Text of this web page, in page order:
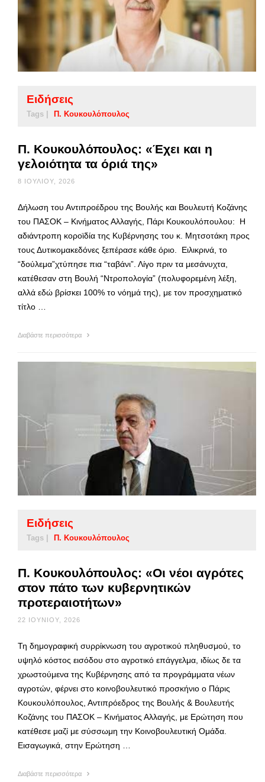
Ειδήσεις
Tags | Π. Κουκουλόπουλος
Π. Κουκουλόπουλος: «Έχει και η
γελοιότητα τα όριά της»
8 ΙΟΥΛΊΟΥ, 2026
Δήλωση του Αντιπροέδρου της Βουλής και Βουλευτή Κοζάνης
του ΠΑΣΟΚ – Κινήματος Αλλαγής, Πάρι Κουκουλόπουλου: Η
αδιάντροπη κοροϊδία της Κυβέρνησης του κ. Μητσοτάκη προς
τους Δυτικομακεδόνες ξεπέρασε κάθε όριο. Ειλικρινά, το
“δούλεμα”χτύπησε πια “ταβάνι”. Λίγο πριν τα μεσάνυχτα,
κατέθεσαν στη Βουλή “Ντροπολογία” (πολυφορεμένη λέξη,
αλλά εδώ βρίσκει 100% το νόημά της), με τον προσχηματικό
τίτλο …
Διαβάστε περισσότερα
Ειδήσεις
Tags | Π. Κουκουλόπουλος
Π. Κουκουλόπουλος: «Οι νέοι αγρότες
στον πάτο των κυβερνητικών
προτεραιοτήτων»
22 ΙΟΥΝΊΟΥ, 2026
Τη δημογραφική συρρίκνωση του αγροτικού πληθυσμού, το
υψηλό κόστος εισόδου στο αγροτικό επάγγελμα, ιδίως δε τα
χρωστούμενα της Κυβέρνησης από τα προγράμματα νέων
αγροτών, φέρνει στο κοινοβουλευτικό προσκήνιο ο Πάρις
Κουκουλόπουλος, Αντιπρόεδρος της Βουλής & Βουλευτής
Κοζάνης του ΠΑΣΟΚ – Κινήματος Αλλαγής, με Ερώτηση που
κατέθεσε μαζί με σύσσωμη την Κοινοβουλευτική Ομάδα.
Εισαγωγικά, στην Ερώτηση …
Διαβάστε περισσότερα